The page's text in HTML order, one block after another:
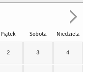
Piątek Sobota Niedziela
2 3 4